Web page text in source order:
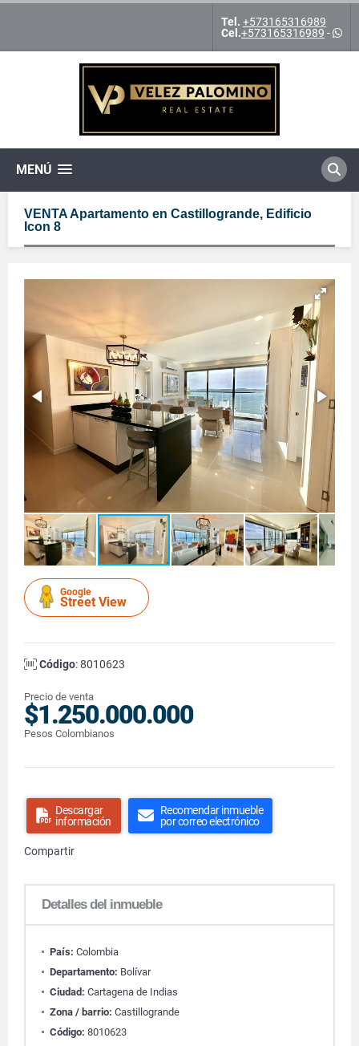
Tel. +573165316989
Cel.+573165316989 -
MENÚ
VENTA Apartamento en Castillogrande, Edificio
Icon 8
Google
Street View
Código: 8010623
Precio de venta
$1.250.000.000
Pesos Colombianos
Descargar
información
Recomendar inmueble
por correo electrónico
Compartir
Detalles del inmueble
País: Colombia
Departamento: Bolívar
Ciudad: Cartagena de Indias
Zona / barrio: Castillogrande
Código: 8010623